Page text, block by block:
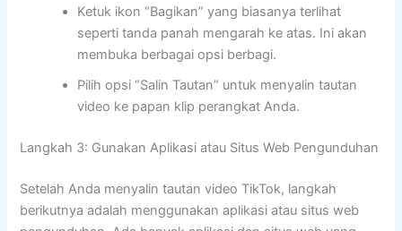
Ketuk ikon “Bagikan” yang biasanya terlihat
seperti tanda panah mengarah ke atas. Ini akan
membuka berbagai opsi berbagi.
Pilih opsi “Salin Tautan” untuk menyalin tautan
video ke papan klip perangkat Anda.
Langkah 3: Gunakan Aplikasi atau Situs Web Pengunduhan
Setelah Anda menyalin tautan video TikTok, langkah
berikutnya adalah menggunakan aplikasi atau situs web